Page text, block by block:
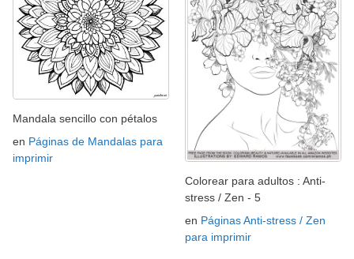
Mandala sencillo con pétalos
en Páginas de Mandalas para
imprimir
Colorear para adultos : Anti-
stress / Zen - 5
en Páginas Anti-stress / Zen
para imprimir